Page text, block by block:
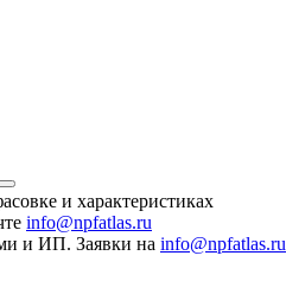
и характеристиках
info@npfatlas.ru
и ИП. Заявки на info@npfatlas.ru